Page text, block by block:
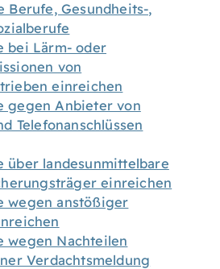
Berufe, Gesundheits-,
bei Lärm- oder
von
einreichen
gegen Anbieter von
Telefonanschlüssen
über landesunmittelbare
einreichen
wegen anstößiger
wegen Nachteilen
Verdachtsmeldung